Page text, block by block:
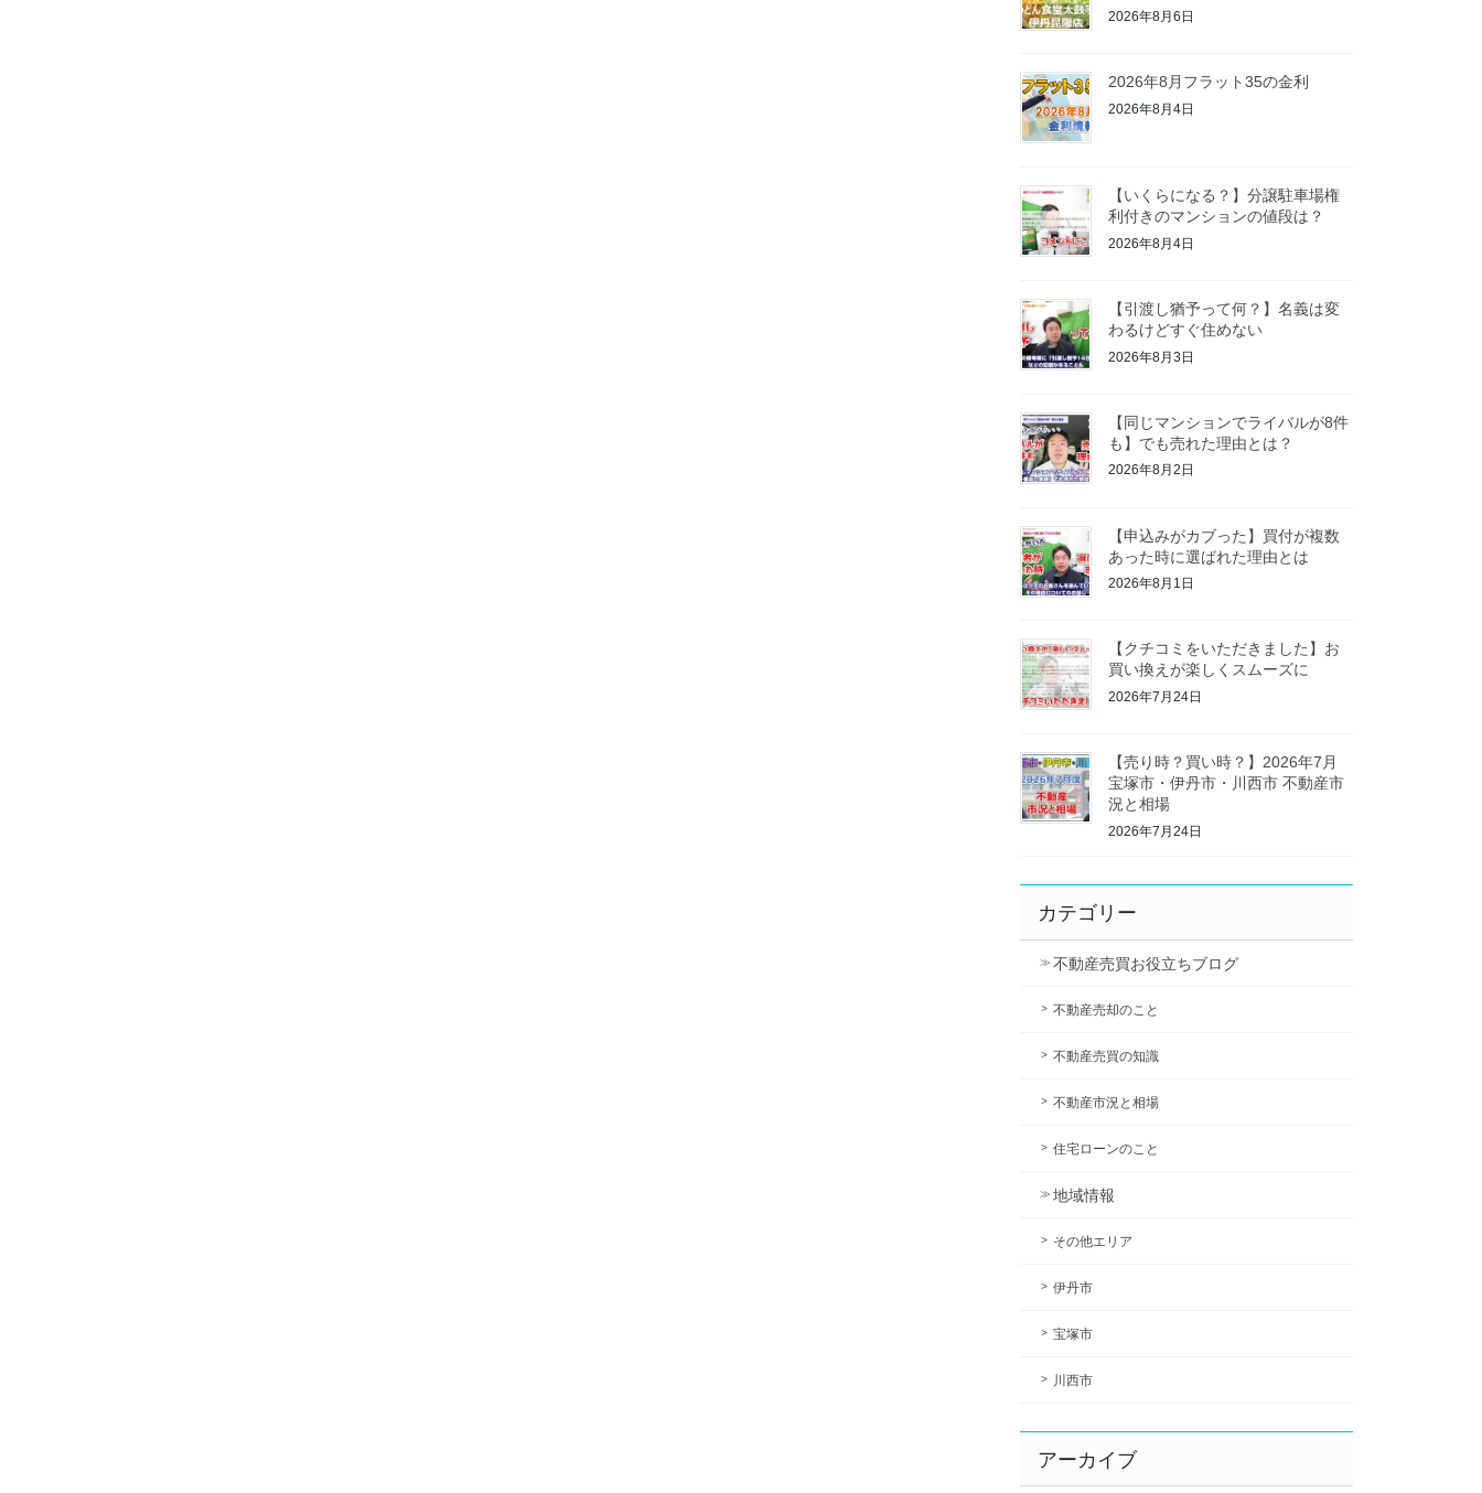
2026年8月6日
2026年8月フラット35の金利
2026年8月4日
【いくらになる？】分譲駐車場権
利付きのマンションの値段は？
2026年8月4日
【引渡し猶予って何？】名義は変
わるけどすぐ住めない
2026年8月3日
【同じマンションでライバルが8件
も】でも売れた理由とは？
2026年8月2日
【申込みがカブった】買付が複数
あった時に選ばれた理由とは
2026年8月1日
【クチコミをいただきました】お
買い換えが楽しくスムーズに
2026年7月24日
【売り時？買い時？】2026年7月
宝塚市・伊丹市・川西市 不動産市
況と相場
2026年7月24日
カテゴリー
不動産売買お役立ちブログ
不動産売却のこと
不動産売買の知識
不動産市況と相場
住宅ローンのこと
地域情報
その他エリア
伊丹市
宝塚市
川西市
アーカイブ